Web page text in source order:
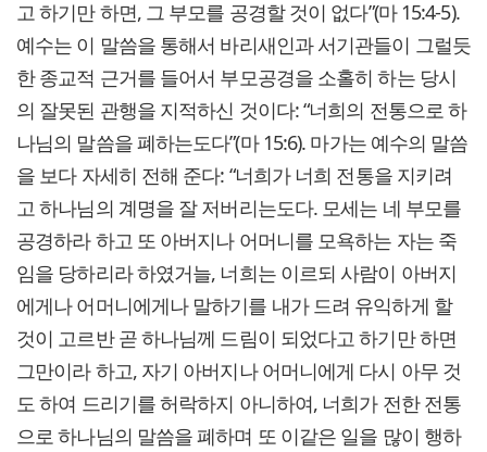
고 하기만 하면, 그 부모를 공경할 것이 없다”(마 15:4-5).
예수는 이 말씀을 통해서 바리새인과 서기관들이 그럴듯
한 종교적 근거를 들어서 부모공경을 소홀히 하는 당시
의 잘못된 관행을 지적하신 것이다: “너희의 전통으로 하
나님의 말씀을 폐하는도다”(마 15:6). 마가는 예수의 말씀
을 보다 자세히 전해 준다: “너희가 너희 전통을 지키려
고 하나님의 계명을 잘 저버리는도다. 모세는 네 부모를
공경하라 하고 또 아버지나 어머니를 모욕하는 자는 죽
임을 당하리라 하였거늘, 너희는 이르되 사람이 아버지
에게나 어머니에게나 말하기를 내가 드려 유익하게 할
것이 고르반 곧 하나님께 드림이 되었다고 하기만 하면
그만이라 하고, 자기 아버지나 어머니에게 다시 아무 것
도 하여 드리기를 허락하지 아니하여, 너희가 전한 전통
으로 하나님의 말씀을 폐하며 또 이같은 일을 많이 행하